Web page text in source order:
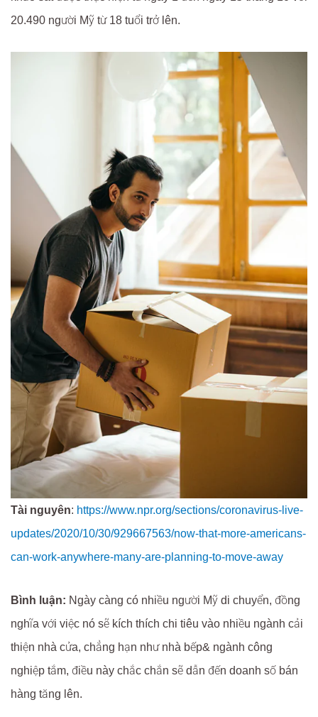
20.490 người Mỹ từ 18 tuổi trở lên.
Tài nguyên: https://www.npr.org/sections/coronavirus-live-
updates/2020/10/30/929667563/now-that-more-americans-
can-work-anywhere-many-are-planning-to-move-away
Bình luận: Ngày càng có nhiều người Mỹ di chuyển, đồng
nghĩa với việc nó sẽ kích thích chi tiêu vào nhiều ngành cải
thiện nhà cửa, chẳng hạn như nhà bếp& ngành công
nghiệp tắm, điều này chắc chắn sẽ dẫn đến doanh số bán
hàng tăng lên.